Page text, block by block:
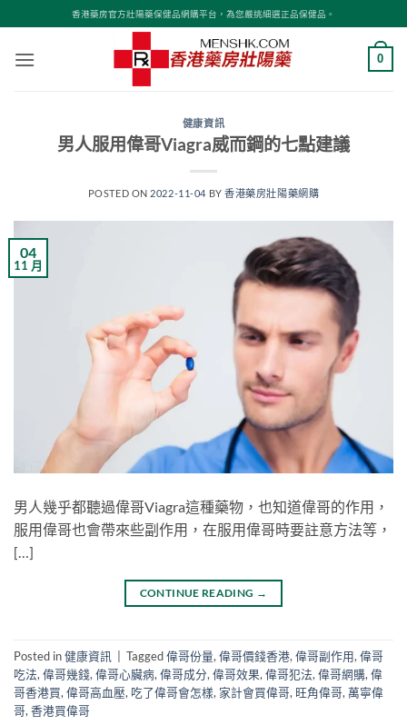
to
content
香港藥房官方壯陽藥保健品網購平台，為您嚴挑細選正品保健品。
0
健康資訊
男人服用偉哥Viagra威而鋼的七點建議
POSTED ON 2022-11-04 BY香港藥房壯陽藥網購
04
11 月
男人幾乎都聽過偉哥Viagra這種藥物，也知道偉哥的作用，
服用偉哥也會帶來些副作用，在服用偉哥時要註意方法等，
[…]
CONTINUE READING →
Posted in健康資訊 Tagged偉哥份量, 偉哥價錢香港, 偉哥副作用, 偉哥
吃法, 偉哥幾錢, 偉哥心臟病, 偉哥成分, 偉哥效果, 偉哥犯法, 偉哥網購, 偉
哥香港買, 偉哥高血壓, 吃了偉哥會怎樣, 家計會買偉哥, 旺角偉哥, 萬寧偉
哥, 香港買偉哥